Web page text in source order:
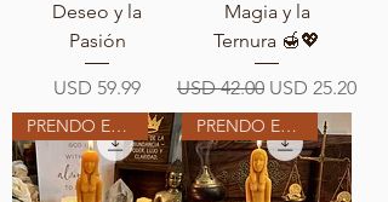
Deseo y la
Pasión
Precio
USD 59.99
Magia y la
Ternura 🍯💖
Precio
USD 42.00 Precio de
USD 25.20
PRENDO EN MI ALTAR PRENDO EN MI ALTAR